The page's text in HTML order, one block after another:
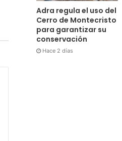
Adra regula el uso del
Cerro de Montecristo
para garantizar su
conservación
Hace 2 días